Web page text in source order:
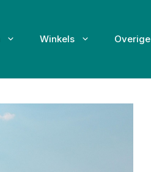
Winkels Overige